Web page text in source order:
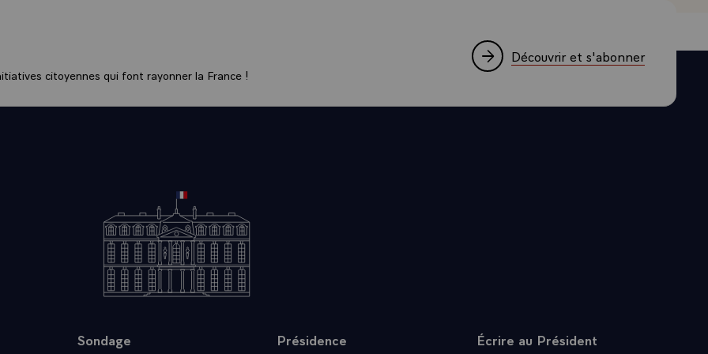
ECONOMIQUE, ILS APPARAISSENT AU PASSIF DANS LA MESURE
LE _CADRE `CADRE_DE_VIE`, ILS CONTRIBUENT A
ECONOMIQUE DE L'ENVIRONNEMENTÕ\
EST NECESSAIRE, CAR CHAQUE NATION AGIT SUR LE
COLLECTIF DES AUTRES. ELLE EST QUASIMENT OBLIGATOIRE SI
AGIR AVEC EFFICACITE DANS L'INTERET DE TOUS. C'EST
FRANCE PRENDRA LES INITIATIVES NECESSAIRES POUR LA
ET LA DEVELOPPER. C'EST POURQUOI LA FRANCE EST
DE L'ENVIRONNEMENT. JE SOUHAITE QUE LES ASSISES
citoyennes qui font rayonner la France !
Découvrir et s'abonner
Sondage Présidence Écrire au Président